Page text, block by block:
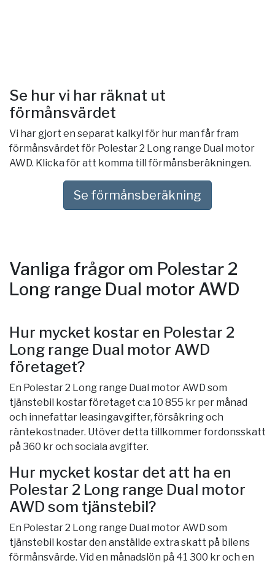
Se hur vi har räknat ut
förmånsvärdet
Vi har gjort en separat kalkyl för hur man får fram
förmånsvärdet för Polestar 2 Long range Dual motor
AWD. Klicka för att komma till förmånsberäkningen.
Se förmånsberäkning
Vanliga frågor om Polestar 2
Long range Dual motor AWD
Hur mycket kostar en Polestar 2
Long range Dual motor AWD
företaget?
En Polestar 2 Long range Dual motor AWD som
tjänstebil kostar företaget c:a 10 855 kr per månad
och innefattar leasingavgifter, försäkring och
räntekostnader. Utöver detta tillkommer fordonsskatt
på 360 kr och sociala avgifter.
Hur mycket kostar det att ha en
Polestar 2 Long range Dual motor
AWD som tjänstebil?
En Polestar 2 Long range Dual motor AWD som
tjänstebil kostar den anställde extra skatt på bilens
förmånsvärde. Vid en månadslön på 41 300 kr och en